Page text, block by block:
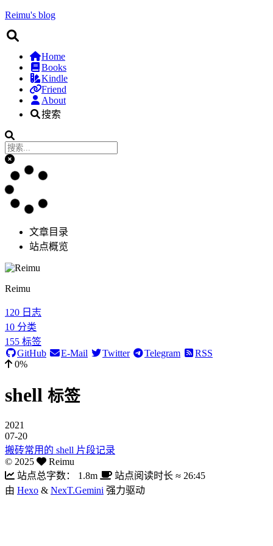
Reimu's blog
Home
Books
Kindle
Friend
About
搜索
文章目录
站点概览
Reimu
120 日志
10 分类
155 标签
GitHub
E-Mail Twitter Telegram
RSS
0%
shell 标签
2021
07-20
搬砖常用的 shell 片段记录
© 2025
Reimu
站点总字数：
1.8m 站点阅读时长 ≈ 26:45
由 Hexo & NexT.Gemini 强力驱动